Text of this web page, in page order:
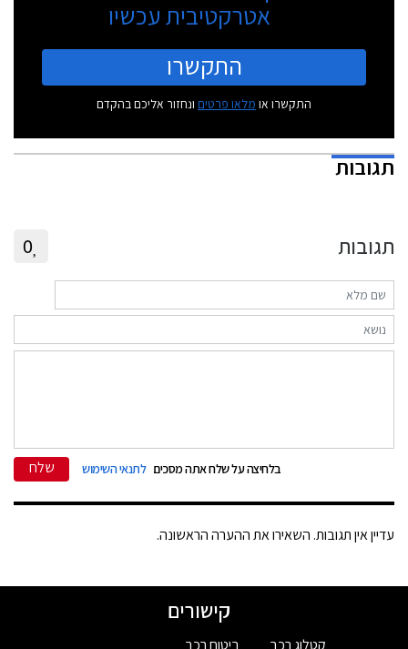
אטרקטיבית עכשיו
התקשרו
התקשרו או מלאו פרטים ונחזור אליכם בהקדם
תגובות
תגובות 0
בלחיצה על שלח אתה מסכים לתנאי השימוש שלח
עדיין אין תגובות. השאירו את ההערה הראשונה.
קישורים
קטלוג רכב ביטוח רכב